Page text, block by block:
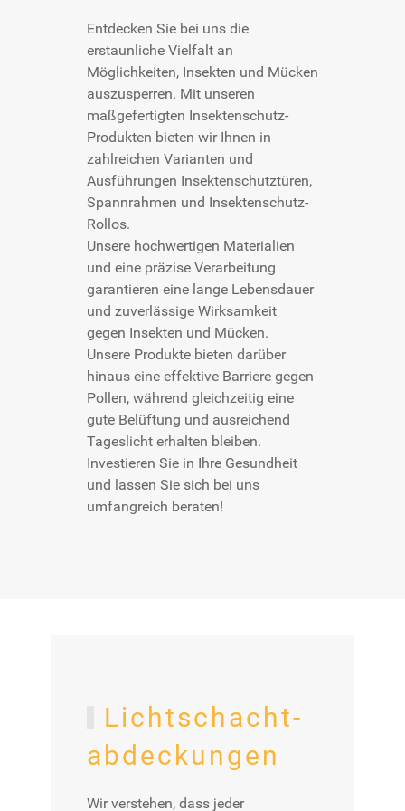
Entdecken Sie bei uns die
erstaunliche Vielfalt an
Möglichkeiten, Insekten und Mücken
auszusperren. Mit unseren
maßgefertigten Insektenschutz-
Produkten bieten wir Ihnen in
zahlreichen Varianten und
Ausführungen Insektenschutztüren,
Spannrahmen und Insektenschutz-
Rollos.
Unsere hochwertigen Materialien
und eine präzise Verarbeitung
garantieren eine lange Lebensdauer
und zuverlässige Wirksamkeit
gegen Insekten und Mücken.
Unsere Produkte bieten darüber
hinaus eine effektive Barriere gegen
Pollen, während gleichzeitig eine
gute Belüftung und ausreichend
Tageslicht erhalten bleiben.
Investieren Sie in Ihre Gesundheit
und lassen Sie sich bei uns
umfangreich beraten!
Licht­schacht­
abdeckung­en
Wir verstehen, dass jeder